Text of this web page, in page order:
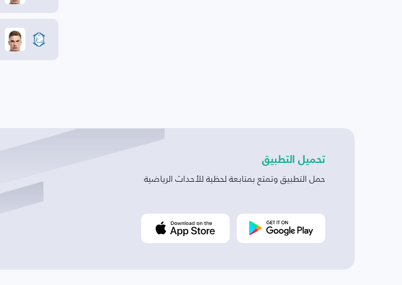
تحميل التطبيق
حمل التطبيق وتمتع بمتابعة لحظية للأحداث الرياضية